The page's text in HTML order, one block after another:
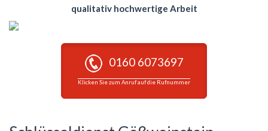
qualitativ hochwertige Arbeit
0160 6073697
Klicken Sie zum Anruf auf die Rufnummer